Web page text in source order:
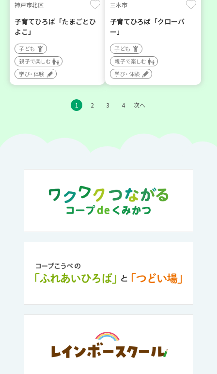
神戸市北区
子育てひろば「たまごとひ
よこ」
子ども
親子で楽しむ
学び・体験
三木市
子育てひろば「クローバ
ー」
子ども
親子で楽しむ
学び・体験
1 2 3 4 次へ